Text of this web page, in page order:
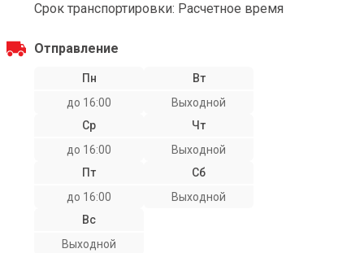
Срок транспортировки: Расчетное время
Отправление
Пн
до 16:00
Вт
Выходной
Ср
до 16:00
Чт
Выходной
Пт
до 16:00
Сб
Выходной
Вс
Выходной